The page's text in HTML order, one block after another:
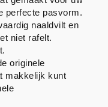
perfecte pasvorm.
naaldvilt en
niet rafelt.
originele
makkelijk kunt